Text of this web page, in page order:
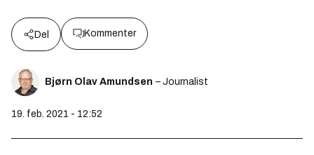
Del Kommenter
Bjørn Olav Amundsen – Journalist
19. feb. 2021 - 12:52